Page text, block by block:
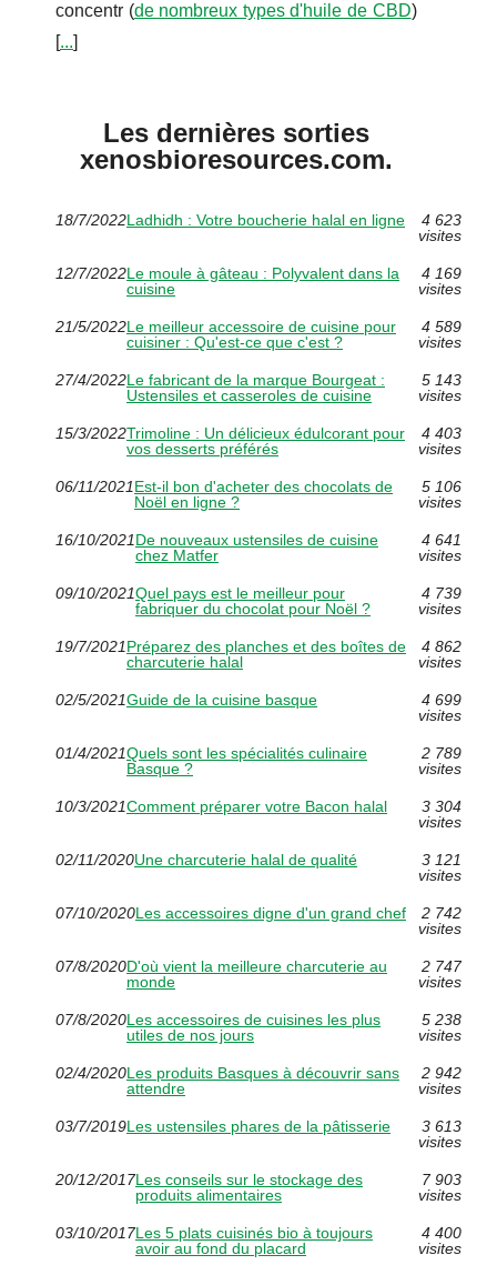
concentr (de nombreux types d'huile de CBD)
[...]
Les dernières sorties
xenosbioresources.com.
18/7/2022Ladhidh : Votre boucherie halal en ligne
4 623
visites
12/7/2022Le moule à gâteau : Polyvalent dans la
cuisine
4 169
visites
21/5/2022Le meilleur accessoire de cuisine pour
cuisiner : Qu'est-ce que c'est ?
4 589
visites
27/4/2022Le fabricant de la marque Bourgeat :
Ustensiles et casseroles de cuisine
5 143
visites
15/3/2022Trimoline : Un délicieux édulcorant pour
vos desserts préférés
4 403
visites
06/11/2021Est-il bon d'acheter des chocolats de
Noël en ligne ?
5 106
visites
16/10/2021De nouveaux ustensiles de cuisine
chez Matfer
4 641
visites
09/10/2021Quel pays est le meilleur pour
fabriquer du chocolat pour Noël ?
4 739
visites
19/7/2021Préparez des planches et des boîtes de
charcuterie halal
4 862
visites
02/5/2021Guide de la cuisine basque
4 699
visites
01/4/2021Quels sont les spécialités culinaire
Basque ?
2 789
visites
10/3/2021Comment préparer votre Bacon halal
3 304
visites
02/11/2020Une charcuterie halal de qualité
3 121
visites
07/10/2020Les accessoires digne d'un grand chef
2 742
visites
07/8/2020D'où vient la meilleure charcuterie au
monde
2 747
visites
07/8/2020Les accessoires de cuisines les plus
utiles de nos jours
5 238
visites
02/4/2020Les produits Basques à découvrir sans
attendre
2 942
visites
03/7/2019Les ustensiles phares de la pâtisserie
3 613
visites
20/12/2017Les conseils sur le stockage des
produits alimentaires
7 903
visites
03/10/2017Les 5 plats cuisinés bio à toujours
avoir au fond du placard
4 400
visites